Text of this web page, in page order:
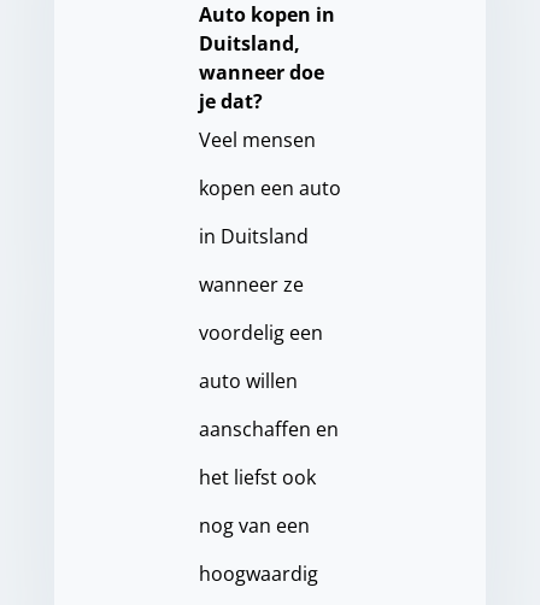
Auto kopen in
Duitsland,
wanneer doe
je dat?
Veel mensen
kopen een auto
in Duitsland
wanneer ze
voordelig een
auto willen
aanschaffen en
het liefst ook
nog van een
hoogwaardig